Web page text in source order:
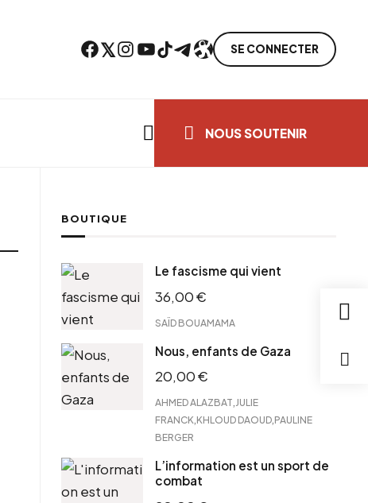
Facebook Twitter Instagram YouTube TikTok TelegramLien SE CONNECTER
NOUS SOUTENIR
BOUTIQUE
Le fascisme qui vient
36,00€
SAÏD BOUAMAMA
Nous, enfants de Gaza
20,00€
AHMED ALAZBAT JULIE
FRANCK KHLOUD DAOUD PAULINE
BERGER
L’information est un sport de
combat